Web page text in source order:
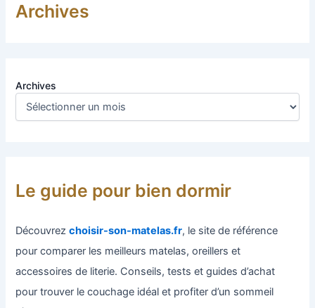
Archives
Archives
Le guide pour bien dormir
Découvrezchoisir-son-matelas.fr, le site de référence
pour comparer les meilleurs matelas, oreillers et
accessoires de literie. Conseils, tests et guides d’achat
pour trouver le couchage idéal et profiter d’un sommeil